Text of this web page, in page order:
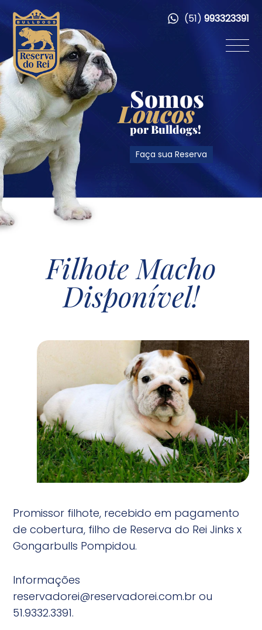
Somos
Loucos
por Bulldogs!
Faça sua Reserva
(51) 993323391
Filhote Macho
Disponível!
Promissor filhote, recebido em pagamento
de cobertura, filho de Reserva do Rei Jinks x
Gongarbulls Pompidou.
Informações
reservadorei@reservadorei.com.br ou
51.9332.3391.